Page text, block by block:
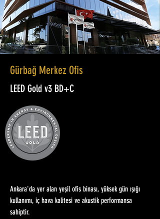
Gürbağ Merkez Ofis
LEED Gold v3 BD+C
Ankara'da yer alan yeşil ofis binası, yüksek gün ışığı
kullanımı, iç hava kalitesi ve akustik performansa
sahiptir.